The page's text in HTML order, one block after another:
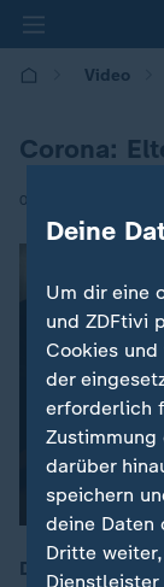
Video
Corona:
01.02.2022 | 11:00
Die Omikron-
Deine
Um dir eine
und ZDFtivi
Cookies
der
erforderlich
darüber
speichern
deine Daten
Dritte
Dienstleister